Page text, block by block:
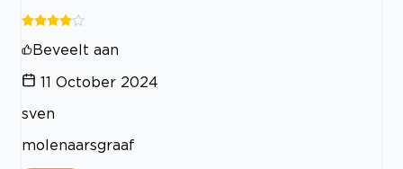
Beveelt aan
11 October 2024
sven
molenaarsgraaf